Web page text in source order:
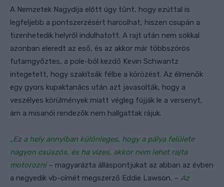
A Nemzetek Nagydíja előtt úgy tűnt, hogy ezúttal is
legfeljebb a pontszerzésért harcolhat, hiszen csupán a
tizenhetedik helyről indulhatott. A rajt után nem sokkal
azonban eleredt az eső, és az akkor már többszörös
futamgyőztes, a pole-ból kezdő Kevin Schwantz
integetett, hogy szakítsák félbe a körözést. Az élmenők
egy gyors kupaktanács után azt javasolták, hogy a
veszélyes körülmények miatt végleg fújják le a versenyt,
ám a misanói rendezők nem hallgattak rájuk.
„Ez a hely annyiban különleges, hogy a pálya felülete
nagyon csúszós, és ha vizes, akkor nem lehet rajta
motorozni– magyarázta álláspontjukat az abban az évben
a negyedik vb-címét megszerző Eddie Lawson. – Az